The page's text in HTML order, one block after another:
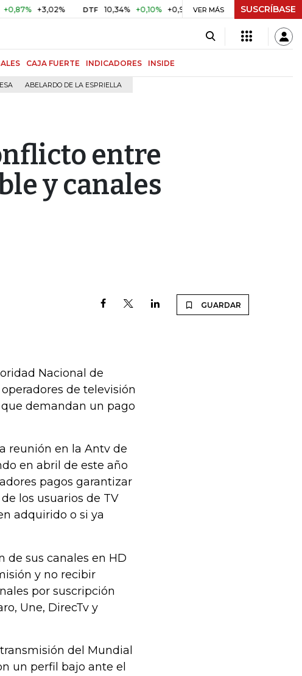
+3,02% DTF 10,34% +0,10% +0,98% UVR $ 416,96 +$ 0,05 +0,01%
VER MÁS SUSCRÍBASE
CAJA FUERTE INDICADORES INSIDE
ABELARDO DE LA ESPRIELLA
entre
y canales
GUARDAR
Nacional de
de televisión
que demandan un pago
reunión en la Antv de
en abril de este año
pagos garantizar
los usuarios de TV
adquirido o si ya
de sus canales en HD
y no recibir
por suscripción
Une, DirecTv y
del Mundial
un perfil bajo ante el